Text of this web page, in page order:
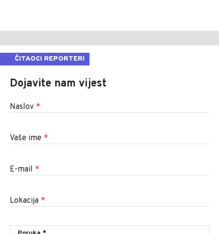
ČITAOCI REPORTERI
Dojavite nam vijest
Naslov *
Vaše ime *
E-mail *
Lokacija *